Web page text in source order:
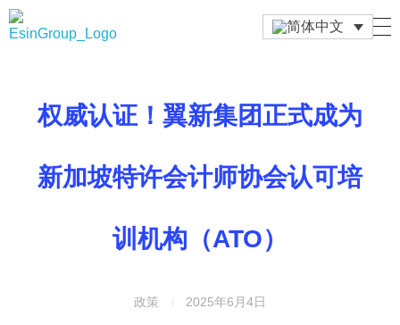
权威认证！翼新集团正式成为
新加坡特许会计师协会认可培
训机构（ATO）
2025年6月4日
政策